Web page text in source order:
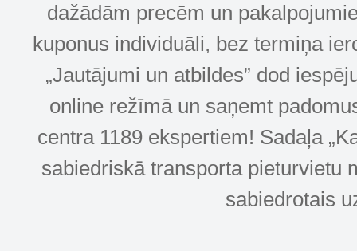
dažādām precēm un
kuponus individuāli, bez termiņa
„Jautājumi un atbildes” dod
online režīmā un saņemt
centra 1189 ekspertiem! Sadaļa
sabiedriskā transporta pieturvietu
sabiedrotais